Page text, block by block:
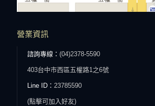
營業資訊
諮詢專線： (04)2378-5590
403台中市西區五權路1之6號
Line ID： 23785590
(點擊可加入好友)